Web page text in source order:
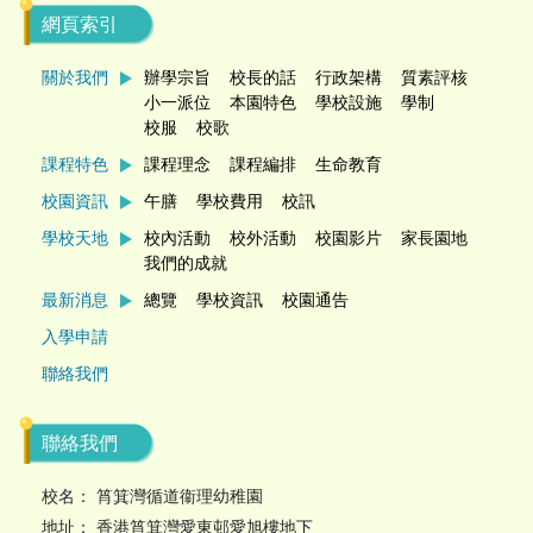
網頁索引
關於我們 辦學宗旨 校長的話 行政架構
質素評核
小一派位
本園特色 學校設施
學制
校服
校歌
課程特色
課程理念 課程編排
生命教育
校園資訊
午膳 學校費用
校訊
學校天地
校內活動 校外活動 校園影片
家長園地
我們的成就
最新消息
總覽 學校資訊
校園通告
入學申請
聯絡我們
聯絡我們
校名： 筲箕灣循道衞理幼稚園
地址： 香港筲箕灣愛東邨愛旭樓地下